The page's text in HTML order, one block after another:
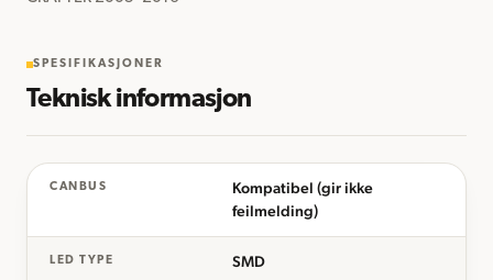
SPESIFIKASJONER
Teknisk informasjon
CANBUS
Kompatibel (gir ikke
feilmelding)
LED TYPE SMD